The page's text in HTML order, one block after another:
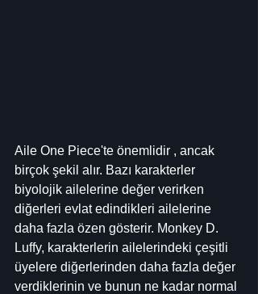
Aile One Piece'te önemlidir , ancak
birçok şekil alır. Bazı karakterler
biyolojik ailelerine değer verirken
diğerleri evlat edindikleri ailelerine
daha fazla özen gösterir. Monkey D.
Luffy, karakterlerin ailelerindeki çeşitli
üyelere diğerlerinden daha fazla değer
verdiklerinin ve bunun ne kadar normal